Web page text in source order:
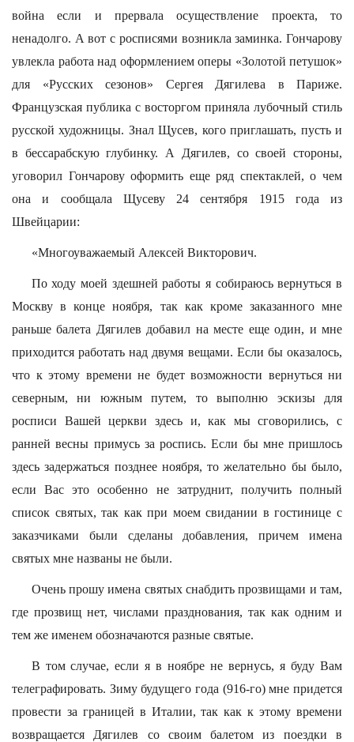
война если и прервала осуществление проекта, то
ненадолго. А вот с росписями возникла заминка. Гончарову
увлекла работа над оформлением оперы «Золотой петушок»
для «Русских сезонов» Сергея Дягилева в Париже.
Французская публика с восторгом приняла лубочный стиль
русской художницы. Знал Щусев, кого приглашать, пусть и
в бессарабскую глубинку. А Дягилев, со своей стороны,
уговорил Гончарову оформить еще ряд спектаклей, о чем
она и сообщала Щусеву 24 сентября 1915 года из
Швейцарии:
«Многоуважаемый Алексей Викторович.
По ходу моей здешней работы я собираюсь вернуться в
Москву в конце ноября, так как кроме заказанного мне
раньше балета Дягилев добавил на месте еще один, и мне
приходится работать над двумя вещами. Если бы оказалось,
что к этому времени не будет возможности вернуться ни
северным, ни южным путем, то выполню эскизы для
росписи Вашей церкви здесь и, как мы сговорились, с
ранней весны примусь за роспись. Если бы мне пришлось
здесь задержаться позднее ноября, то желательно бы было,
если Вас это особенно не затруднит, получить полный
список святых, так как при моем свидании в гостинице с
заказчиками были сделаны добавления, причем имена
святых мне названы не были.
Очень прошу имена святых снабдить прозвищами и там,
где прозвищ нет, числами празднования, так как одним и
тем же именем обозначаются разные святые.
В том случае, если я в ноябре не вернусь, я буду Вам
телеграфировать. Зиму будущего года (916-го) мне придется
провести за границей в Италии, так как к этому времени
возвращается Дягилев со своим балетом из поездки в